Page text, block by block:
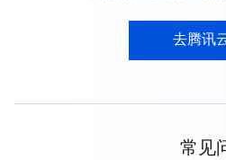
去腾讯
常见